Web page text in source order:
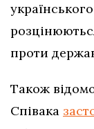
проти
Також
Співака